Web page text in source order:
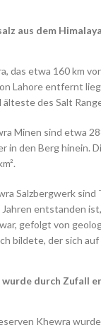
aus dem
das etwa 160 km
Lahore entfernt
des Salt
Minen sind etwa
in den Berg hinein.
Salzbergwerk sind
entstanden
gefolgt von
bildete, der sich
wurde durch Zufall
Khewra